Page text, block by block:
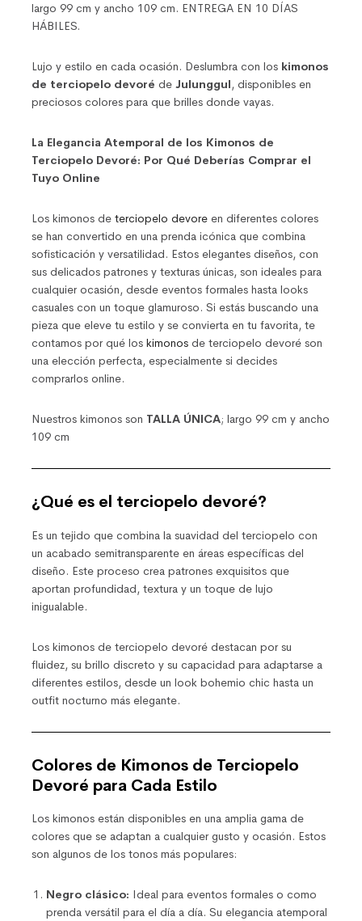
largo 99 cm y ancho 109 cm. ENTREGA EN 10 DÍAS
HÁBILES.
Lujo y estilo en cada ocasión. Deslumbra con los kimonos
de terciopelo devoré deJulunggul, disponibles en
preciosos colores para que brilles donde vayas.
La Elegancia Atemporal de los Kimonos de
Terciopelo Devoré: Por Qué Deberías Comprar el
Tuyo Online
Los kimonos deterciopelo devore en diferentes colores
se han convertido en una prenda icónica que combina
sofisticación y versatilidad. Estos elegantes diseños, con
sus delicados patrones y texturas únicas, son ideales para
cualquier ocasión, desde eventos formales hasta looks
casuales con un toque glamuroso. Si estás buscando una
pieza que eleve tu estilo y se convierta en tu favorita, te
contamos por qué loskimonos de terciopelo devoré son
una elección perfecta, especialmente si decides
comprarlos online.
Nuestros kimonos son TALLA ÚNICA; largo 99 cm y ancho
109 cm
¿Qué es el terciopelo devoré?
Es un tejido que combina la suavidad del terciopelo con
un acabado semitransparente en áreas específicas del
diseño. Este proceso crea patrones exquisitos que
aportan profundidad, textura y un toque de lujo
inigualable.
Los kimonos de terciopelo devoré destacan por su
fluidez, su brillo discreto y su capacidad para adaptarse a
diferentes estilos, desde un look bohemio chic hasta un
outfit nocturno más elegante.
Colores de Kimonos de Terciopelo
Devoré para Cada Estilo
Los kimonos están disponibles en una amplia gama de
colores que se adaptan a cualquier gusto y ocasión. Estos
son algunos de los tonos más populares:
Negro clásico: Ideal para eventos formales o como
prenda versátil para el día a día. Su elegancia atemporal